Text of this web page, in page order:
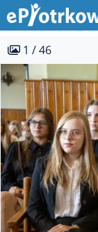
1 / 46